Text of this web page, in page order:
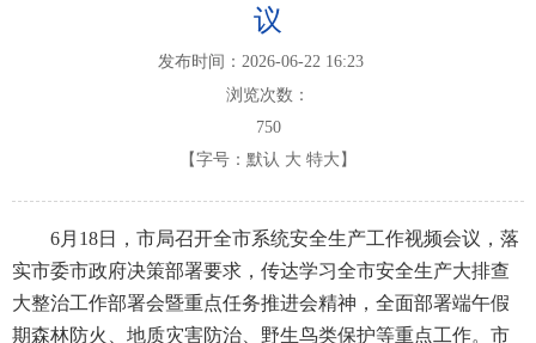
议
发布时间：2026-06-22 16:23
浏览次数：
750
【字号： 默认 大 特大 】
6月18日，市局召开全市系统安全生产工作视频会议，落
实市委市政府决策部署要求，传达学习全市安全生产大排查
大整治工作部署会暨重点任务推进会精神，全面部署端午假
期森林防火、地质灾害防治、野生鸟类保护等重点工作。市